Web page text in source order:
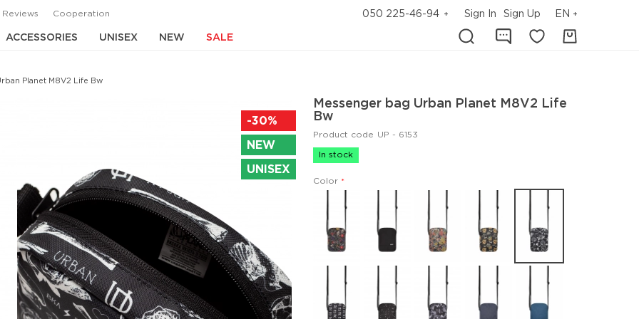
Reviews Cooperation 050 225-46-94 Sign In Sign Up EN
ACCESSORIES UNISEX NEW SALE
Planet M8V2 Life Bw
-30%
NEW
UNISEX
Messenger bag Urban Planet M8V2 Life
Bw
Product code UP - 6153
In stock
Color